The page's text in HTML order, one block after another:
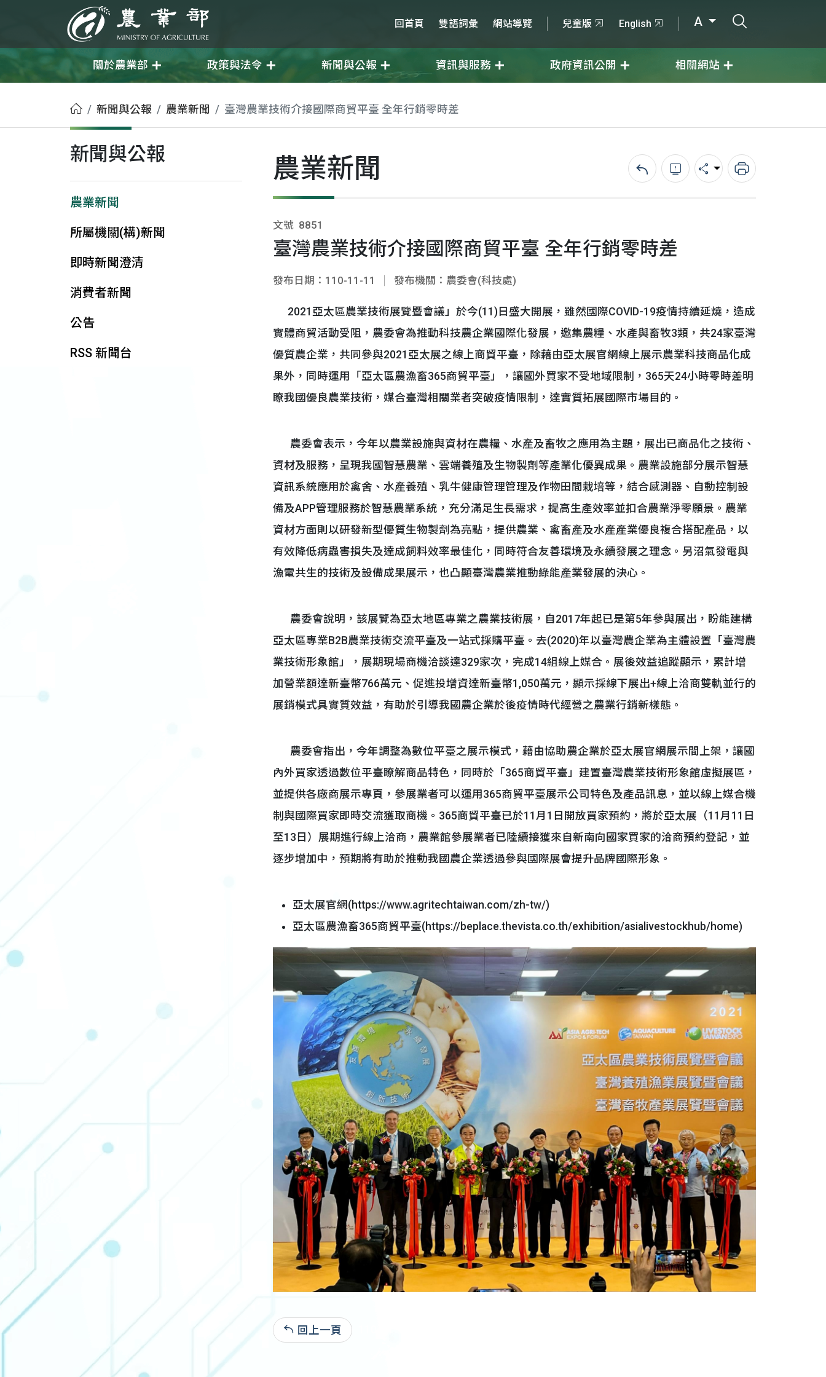
農業部 回首頁 雙語詞彙 網站導覽 兒童版 English A
關於農業部 政策與法令 新聞與公報 資訊與服務 政府資訊公開 相關網站
首頁新聞與公報 農業新聞 臺灣農業技術介接國際商貿平臺 全年行銷零時差
新聞與公報
農業新聞
所屬機關(構)新聞
即時新聞澄清
消費者新聞
公告
RSS 新聞台
農業新聞 回上一頁錯誤回報分享 列印
文號 8851
臺灣農業技術介接國際商貿平臺 全年行銷零時差
發布日期：110-11-11 發布機關：農委會(科技處)
2021亞太區農業技術展覽暨會議」於今(11)日盛大開展，雖然國際COVID-19疫情持續延燒，造成
實體商貿活動受阻，農委會為推動科技農企業國際化發展，邀集農糧、水產與畜牧3類，共24家臺灣
優質農企業，共同參與2021亞太展之線上商貿平臺，除藉由亞太展官網線上展示農業科技商品化成
果外，同時運用「亞太區農漁畜365商貿平臺」，讓國外買家不受地域限制，365天24小時零時差明
瞭我國優良農業技術，媒合臺灣相關業者突破疫情限制，達實質拓展國際市場目的。
農委會表示，今年以農業設施與資材在農糧、水產及畜牧之應用為主題，展出已商品化之技術、
資材及服務，呈現我國智慧農業、雲端養殖及生物製劑等產業化優異成果。農業設施部分展示智慧
資訊系統應用於禽舍、水產養殖、乳牛健康管理管理及作物田間栽培等，結合感測器、自動控制設
備及APP管理服務於智慧農業系統，充分滿足生長需求，提高生產效率並扣合農業淨零願景。農業
資材方面則以研發新型優質生物製劑為亮點，提供農業、禽畜產及水產產業優良複合搭配產品，以
有效降低病蟲害損失及達成飼料效率最佳化，同時符合友善環境及永續發展之理念。另沼氣發電與
漁電共生的技術及設備成果展示，也凸顯臺灣農業推動綠能產業發展的決心。
農委會說明，該展覽為亞太地區專業之農業技術展，自2017年起已是第5年參與展出，盼能建構
亞太區專業B2B農業技術交流平臺及一站式採購平臺。去(2020)年以臺灣農企業為主體設置「臺灣農
業技術形象館」，展期現場商機洽談達329家次，完成14組線上媒合。展後效益追蹤顯示，累計增
加營業額達新臺幣766萬元、促進投增資達新臺幣1,050萬元，顯示採線下展出+線上洽商雙軌並行的
展銷模式具實質效益，有助於引導我國農企業於後疫情時代經營之農業行銷新樣態。
農委會指出，今年調整為數位平臺之展示模式，藉由協助農企業於亞太展官網展示間上架，讓國
內外買家透過數位平臺瞭解商品特色，同時於「365商貿平臺」建置臺灣農業技術形象館虛擬展區，
並提供各廠商展示專頁，參展業者可以運用365商貿平臺展示公司特色及產品訊息，並以線上媒合機
制與國際買家即時交流獲取商機。365商貿平臺已於11月1日開放買家預約，將於亞太展（11月11日
至13日）展期進行線上洽商，農業館參展業者已陸續接獲來自新南向國家買家的洽商預約登記，並
逐步增加中，預期將有助於推動我國農企業透過參與國際展會提升品牌國際形象。
亞太展官網(https://www.agritechtaiwan.com/zh-tw/)
亞太區農漁畜365商貿平臺(https://beplace.thevista.co.th/exhibition/asialivestockhub/home)
回上一頁